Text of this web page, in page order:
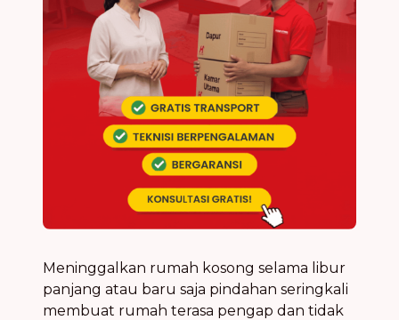
Meninggalkan rumah kosong selama libur
panjang atau baru saja pindahan seringkali
membuat rumah terasa pengap dan tidak